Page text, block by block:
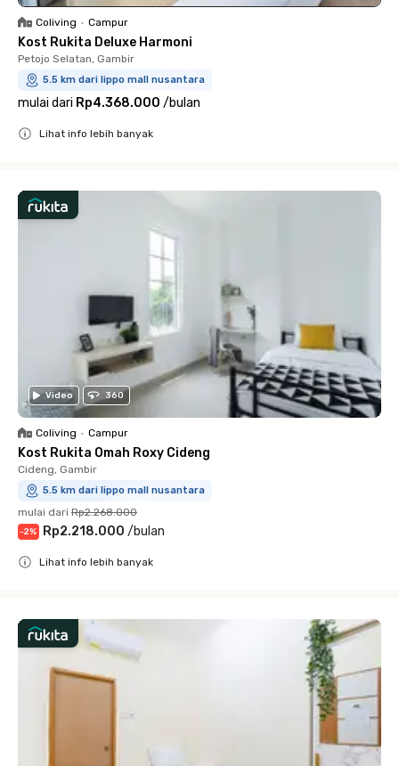
Coliving • Campur
Kost Rukita Deluxe Harmoni
Petojo Selatan, Gambir
5.5 km dari lippo mall nusantara
mulai dari Rp4.368.000 /bulan
Lihat info lebih banyak
Video 360
Coliving • Campur
Kost Rukita Omah Roxy Cideng
Cideng, Gambir
5.5 km dari lippo mall nusantara
mulai dari Rp2.268.000
-2% Rp2.218.000 /bulan
Lihat info lebih banyak